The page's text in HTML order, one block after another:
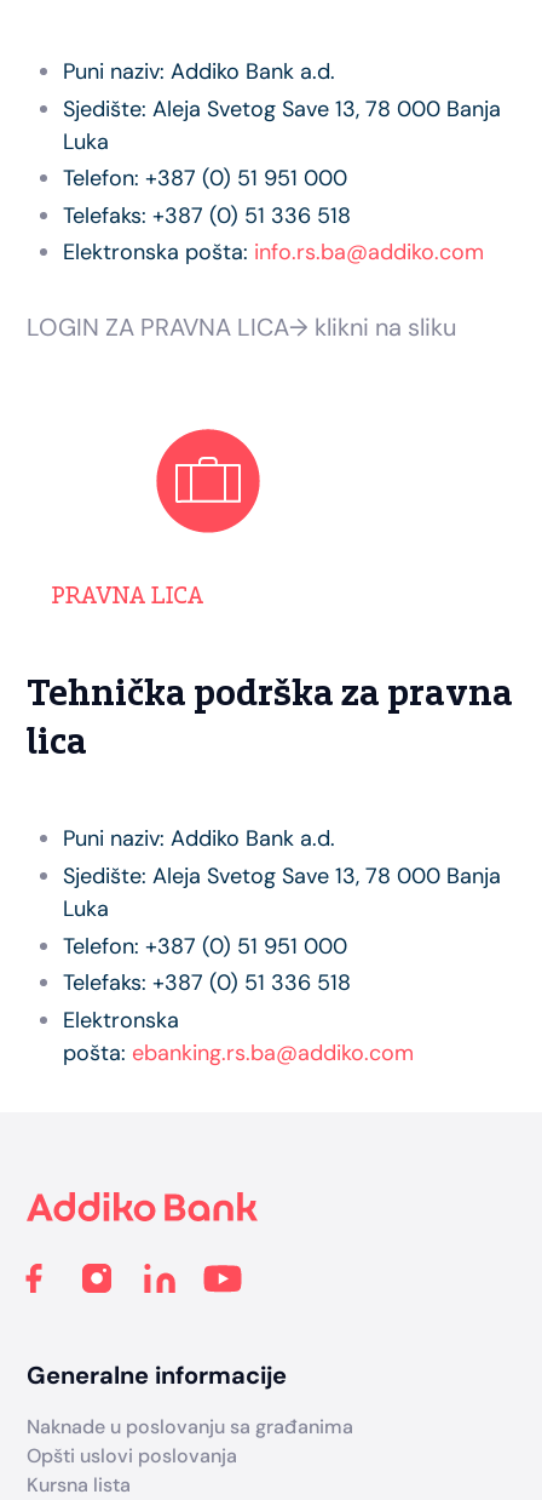
Puni naziv: Addiko Bank a.d.
Sjedište: Aleja Svetog Save 13, 78 000 Banja
Luka
Telefon: +387 (0) 51 951 000
Telefaks: +387 (0) 51 336 518
Elektronska pošta: info.rs.ba@addiko.com
LOGIN ZA PRAVNA LICA→ klikni na sliku
Tehnička podrška za pravna
lica
Puni naziv: Addiko Bank a.d.
Sjedište: Aleja Svetog Save 13, 78 000 Banja
Luka
Telefon: +387 (0) 51 951 000
Telefaks: +387 (0) 51 336 518
Elektronska
pošta: ebanking.rs.ba@addiko.com
Generalne informacije
Naknade u poslovanju sa građanima
Opšti uslovi poslovanja
Kursna lista